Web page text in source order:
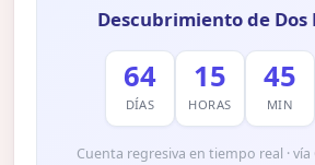
Descubrimiento de Dos
64
DÍAS
15
HORAS
45
MIN
Cuenta regresiva en tiempo real ·